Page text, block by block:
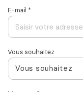
E-mail *
Vous souhaitez
Vous souhaitez